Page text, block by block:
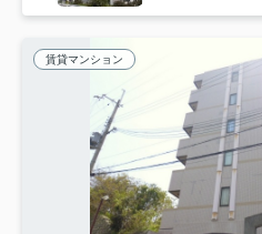
賃貸マンション